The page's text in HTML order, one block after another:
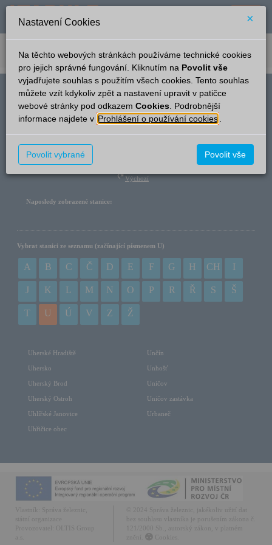
verze: 2.0.6 podpora: help-tabule@oltis.cz
English
Název stanice
Výchozí
Naposledy zobrazené stanice:
Vybrat stanici ze seznamu (začínající písmenem U)
A B C Č D E F G H CH I
J K L M N O P R Ř S Š
T U Ú V Z Ž
Uherské Hradiště
Uhersko
Uherský Brod
Uherský Ostroh
Uhlířské Janovice
Uhřičice obec
Unčín
Unhošť
Uničov
Uničov zastávka
Urbaneč
Vlastník:
Správa železnic,
OLTIS Group
© 2024 Správa železnic, jakékoliv užití dat
121/2000 Sb., autorský zákon, v platném
Nastavení Cookies ×
Na těchto webových stránkách používáme technické cookies
pro jejich správné fungování. Kliknutím na Povolit vše
vyjadřujete souhlas s použitím všech cookies. Tento souhlas
můžete vzít kdykoliv zpět a nastavení upravit v patičce
webové stránky pod odkazem Cookies . Podrobnější
informace najdete v Prohlášení o používání cookies
Povolit vybrané Povolit vše